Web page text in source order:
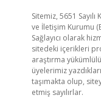
Sitemiz, 5651
ve İletişim Kurumu
Sağlayıcı olarak
sitedeki içerikleri
araştırma
üyelerimiz
taşımakta olup,
etmiş sayılırlar.